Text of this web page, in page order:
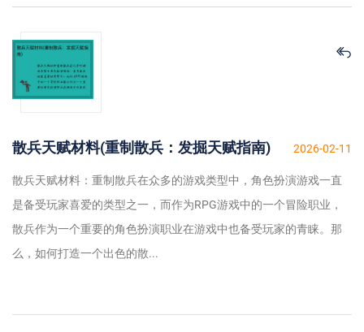
散兵天赋材料(重制散兵：发掘天赋指南) 2026-02-11
散兵天赋材料：重制散兵在众多的游戏类型中，角色扮演游戏一直
是备受玩家喜爱的类型之一，而作为RPG游戏中的一个冒险职业，
散兵作为一个重要的角色扮演职业在游戏中也备受玩家的青睐。那
么，如何打造一个出色的散...